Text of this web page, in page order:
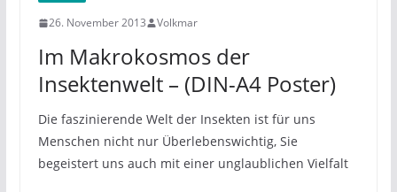
26. November 2013 Volkmar
Im Makrokosmos der
Insektenwelt – (DIN-A4 Poster)
Die faszinierende Welt der Insekten ist für uns
Menschen nicht nur Überlebenswichtig, Sie
begeistert uns auch mit einer unglaublichen Vielfalt